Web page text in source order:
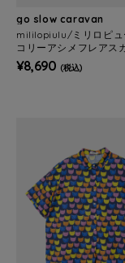
go slow caravan
mililopiulu/ミリロピュ
コリーアシメフレアス
OMENS)
¥8,690 (税込)